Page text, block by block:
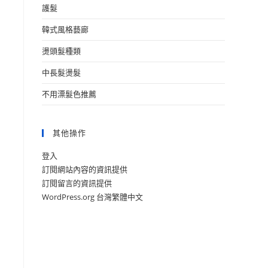
護髮
韓式風格藝廊
燙頭髮種類
中長髮燙髮
不用漂髮色推薦
其他操作
登入
訂閱網站內容的資訊提供
訂閱留言的資訊提供
WordPress.org 台灣繁體中文